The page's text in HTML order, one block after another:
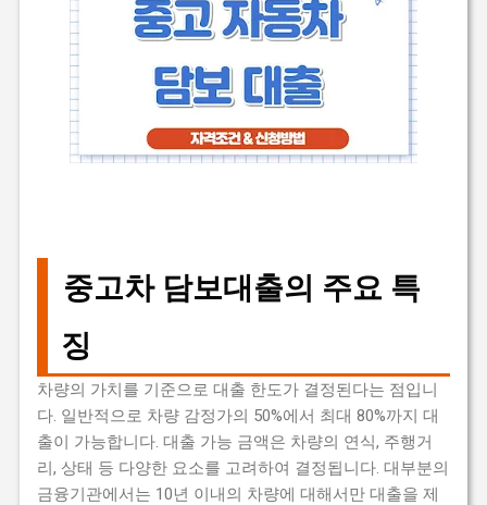
중고차 담보대출의 주요 특
징
차량의 가치를 기준으로 대출 한도가 결정된다는 점입니
다. 일반적으로 차량 감정가의 50%에서 최대 80%까지 대
출이 가능합니다. 대출 가능 금액은 차량의 연식, 주행거
리, 상태 등 다양한 요소를 고려하여 결정됩니다. 대부분의
금융기관에서는 10년 이내의 차량에 대해서만 대출을 제